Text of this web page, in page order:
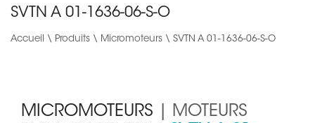
Main
SVTN A 01-1636-06-S-O
Accueil \ Produits \ Micromoteurs \ SVTN A 01-1636-06-S-O
MICROMOTEURS | MOTEURS